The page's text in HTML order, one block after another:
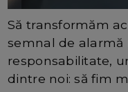
Să transformăm
semnal de alarmă
responsabilitate,
dintre noi: să fim